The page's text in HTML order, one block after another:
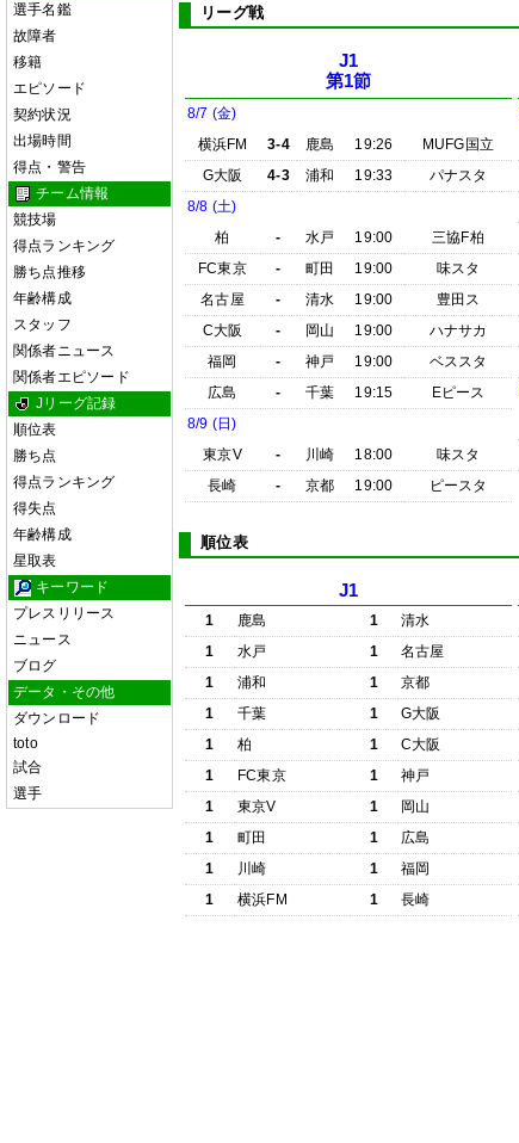
選手名鑑
故障者
移籍
エピソード
契約状況
出場時間
得点・警告
チーム情報
競技場
得点ランキング
勝ち点推移
年齢構成
スタッフ
関係者ニュース
関係者エピソード
Jリーグ記録
順位表
勝ち点
得点ランキング
得失点
年齢構成
星取表
キーワード
プレスリリース
ニュース
ブログ
データ・その他
ダウンロード
toto
試合
選手
リーグ戦
J1
第1節
8/7 (金)
横浜FM
3-4 鹿島 19:26
MUFG国立
G大阪
4-3 浦和 19:33
パナスタ
8/8 (土)
柏
- 水戸 19:00
三協F柏
FC東京
- 町田 19:00
味スタ
名古屋
- 清水 19:00
豊田ス
C大阪
- 岡山 19:00
ハナサカ
福岡
- 神戸 19:00
ベススタ
広島
- 千葉 19:15
Eピース
8/9 (日)
東京V
- 川崎 18:00
味スタ
長崎
- 京都 19:00 ピースタ
順位表
J1
1 鹿島 1
清水
1
水戸 1
名古屋
1
浦和 1
京都
1
千葉 1
G大阪
1
柏 1
C大阪
1
FC東京 1
神戸
1
東京V 1
岡山
1
町田 1
広島
1
川崎 1
福岡
1
横浜FM 1 長崎